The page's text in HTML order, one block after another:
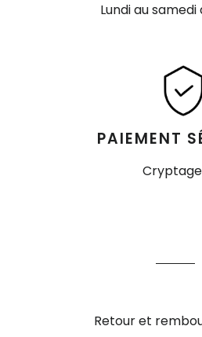
Lundi au samedi
PAIEMENT
Cryptage
Retour et